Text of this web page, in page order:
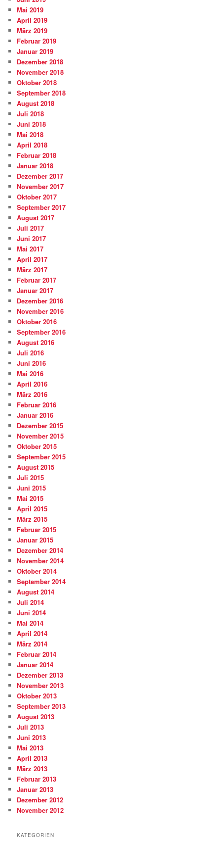
Mai 2019
April 2019
März 2019
Februar 2019
Januar 2019
Dezember 2018
November 2018
Oktober 2018
September 2018
August 2018
Juli 2018
Juni 2018
Mai 2018
April 2018
Februar 2018
Januar 2018
Dezember 2017
November 2017
Oktober 2017
September 2017
August 2017
Juli 2017
Juni 2017
Mai 2017
April 2017
März 2017
Februar 2017
Januar 2017
Dezember 2016
November 2016
Oktober 2016
September 2016
August 2016
Juli 2016
Juni 2016
Mai 2016
April 2016
März 2016
Februar 2016
Januar 2016
Dezember 2015
November 2015
Oktober 2015
September 2015
August 2015
Juli 2015
Juni 2015
Mai 2015
April 2015
März 2015
Februar 2015
Januar 2015
Dezember 2014
November 2014
Oktober 2014
September 2014
August 2014
Juli 2014
Juni 2014
Mai 2014
April 2014
März 2014
Februar 2014
Januar 2014
Dezember 2013
November 2013
Oktober 2013
September 2013
August 2013
Juli 2013
Juni 2013
Mai 2013
April 2013
März 2013
Februar 2013
Januar 2013
Dezember 2012
November 2012
KATEGORIEN